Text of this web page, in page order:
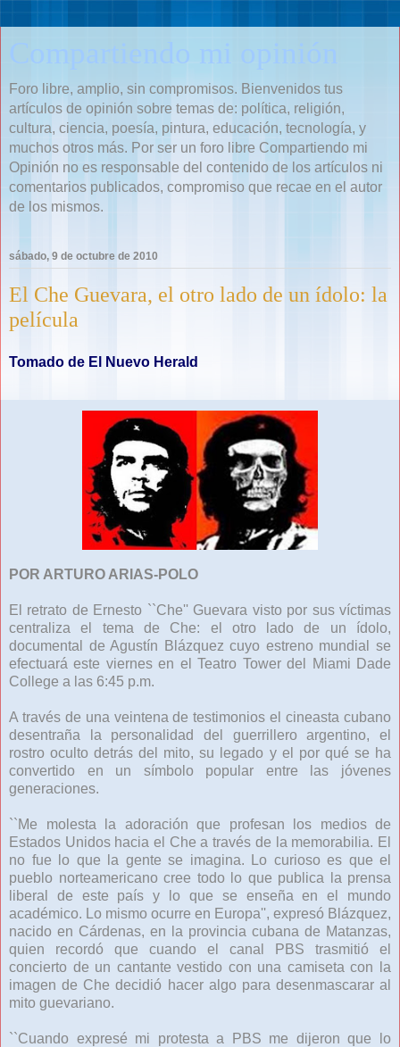
Compartiendo mi opinión
Foro libre, amplio, sin compromisos. Bienvenidos tus
artículos de opinión sobre temas de: política, religión,
cultura, ciencia, poesía, pintura, educación, tecnología, y
muchos otros más. Por ser un foro libre Compartiendo mi
Opinión no es responsable del contenido de los artículos ni
comentarios publicados, compromiso que recae en el autor
de los mismos.
sábado, 9 de octubre de 2010
El Che Guevara, el otro lado de un ídolo: la
película
Tomado de El Nuevo Herald
POR ARTURO ARIAS-POLO
El retrato de Ernesto ``Che'' Guevara visto por sus víctimas
centraliza el tema de Che: el otro lado de un ídolo,
documental de Agustín Blázquez cuyo estreno mundial se
efectuará este viernes en el Teatro Tower del Miami Dade
College a las 6:45 p.m.
A través de una veintena de testimonios el cineasta cubano
desentraña la personalidad del guerrillero argentino, el
rostro oculto detrás del mito, su legado y el por qué se ha
convertido en un símbolo popular entre las jóvenes
generaciones.
``Me molesta la adoración que profesan los medios de
Estados Unidos hacia el Che a través de la memorabilia. El
no fue lo que la gente se imagina. Lo curioso es que el
pueblo norteamericano cree todo lo que publica la prensa
liberal de este país y lo que se enseña en el mundo
académico. Lo mismo ocurre en Europa'', expresó Blázquez,
nacido en Cárdenas, en la provincia cubana de Matanzas,
quien recordó que cuando el canal PBS trasmitió el
concierto de un cantante vestido con una camiseta con la
imagen de Che decidió hacer algo para desenmascarar al
mito guevariano.
``Cuando expresé mi protesta a PBS me dijeron que lo